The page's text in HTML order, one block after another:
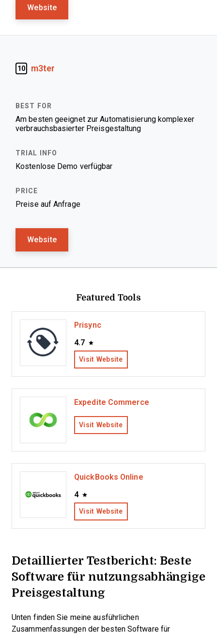
Website
10 m3ter
Am besten geeignet zur Automatisierung komplexer
verbrauchsbasierter Preisgestaltung
Kostenlose Demo verfügbar
Preise auf Anfrage
Website
Featured Tools
Prisync
4.7
Visit Website
Expedite Commerce
Visit Website
QuickBooks Online
4
Visit Website
Detaillierter Testbericht: Beste
Software für nutzungsabhängige
Preisgestaltung
Unten finden Sie meine ausführlichen
Zusammenfassungen der besten Software für